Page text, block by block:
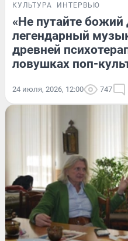
КУЛЬТУРА ИНТЕРВЬЮ
«Не путайте божий
легендарный
древней
ловушках поп-
24 июля, 2026, 12:00 747